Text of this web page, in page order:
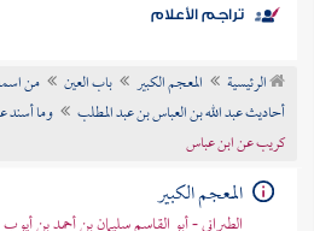
موضوعي
تراجم الأعلام
الرئيسية المعجم الكبير باب العين
من
أحاديث عبد الله بن العباس بن عبد المطلب
وما أسند
كريب عن ابن عباس
المعجم الكبير